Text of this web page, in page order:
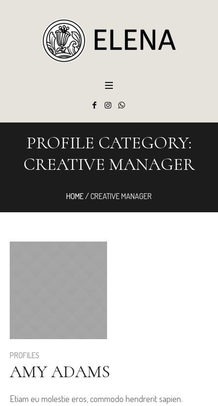
PROFILE CATEGORY:
CREATIVE MANAGER
HOME/CREATIVE MANAGER
PROFILES
AMY ADAMS
Etiam eu molestie eros, commodo hendrerit sapien.